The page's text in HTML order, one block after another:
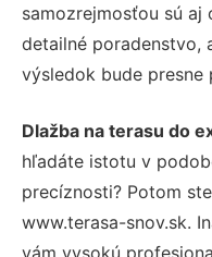
samozrejmosťou sú
detailné poradenstvo,
výsledok bude presne
Dlažba na terasu do
hľadáte istotu v
precíznosti? Potom
www.terasa-snov.sk.
vám vysokú